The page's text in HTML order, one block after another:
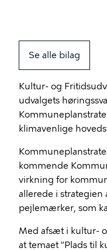
Se alle bilag
Kultur- og
udvalgets
klimavenlige
kommende
virkning for
allerede i strategien
pejlemærker, som
Med afsæt i kultur-
at temaet ”Plads til